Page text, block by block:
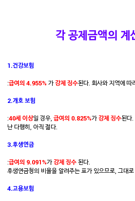
각 공제금액의 계
1.건강보험
:급여의 4.955% 가강제징수된다. 회사와 지역에 따
2.개호 보험
:40세 이상일 경우, 급여의 0.825%가강제 징수된다.
난 다행히, 아직 젊다.
3.후생연금
:급여의 9.091%가강제 징수된다.
후생연금청의 비율을 알려주는 표가 있으므로, 그대
4.고용보험